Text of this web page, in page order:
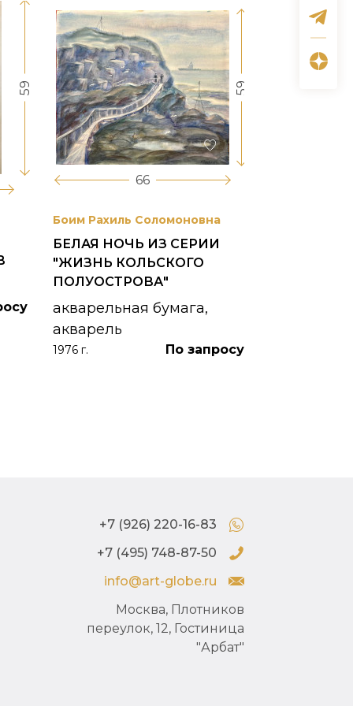
59
66
59
Боим Рахиль Соломоновна
БЕЛАЯ НОЧЬ ИЗ СЕРИИ
"ЖИЗНЬ КОЛЬСКОГО
ПОЛУОСТРОВА"
акварельная бумага,
акварель
1976 г. По запросу
+7 (926) 220-16-83
+7 (495) 748-87-50
info@art-globe.ru
Москва, Плотников
переулок, 12, Гостиница
"Арбат"